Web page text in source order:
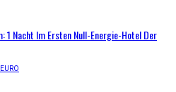
1 Nacht Im Ersten Null-Energie-Hotel Der